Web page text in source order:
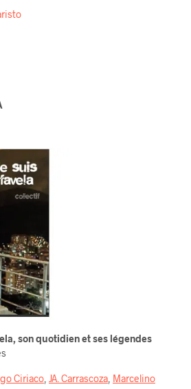
son quotidien et ses légendes
Ciriaco JA. Carrascoza Marcelino